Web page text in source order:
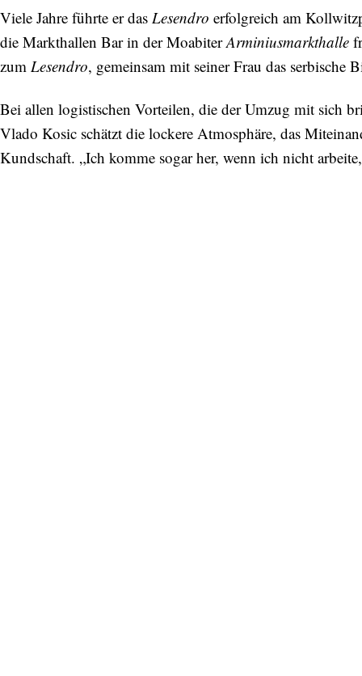
Viele Jahre führte er das Lesendro erfolgreich am
die Markthallen Bar in der MoabiterArminiusmarkthalle
zum Lesendro, gemeinsam mit seiner Frau das serbische
Bei allen logistischen Vorteilen, die der Umzug mit sich
Vlado Kosic schätzt die lockere Atmosphäre, das
Kundschaft. „Ich komme sogar her, wenn ich nicht